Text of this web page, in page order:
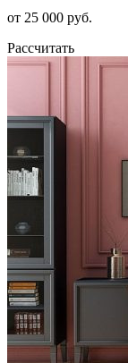
от 25 000 руб.
Рассчитать